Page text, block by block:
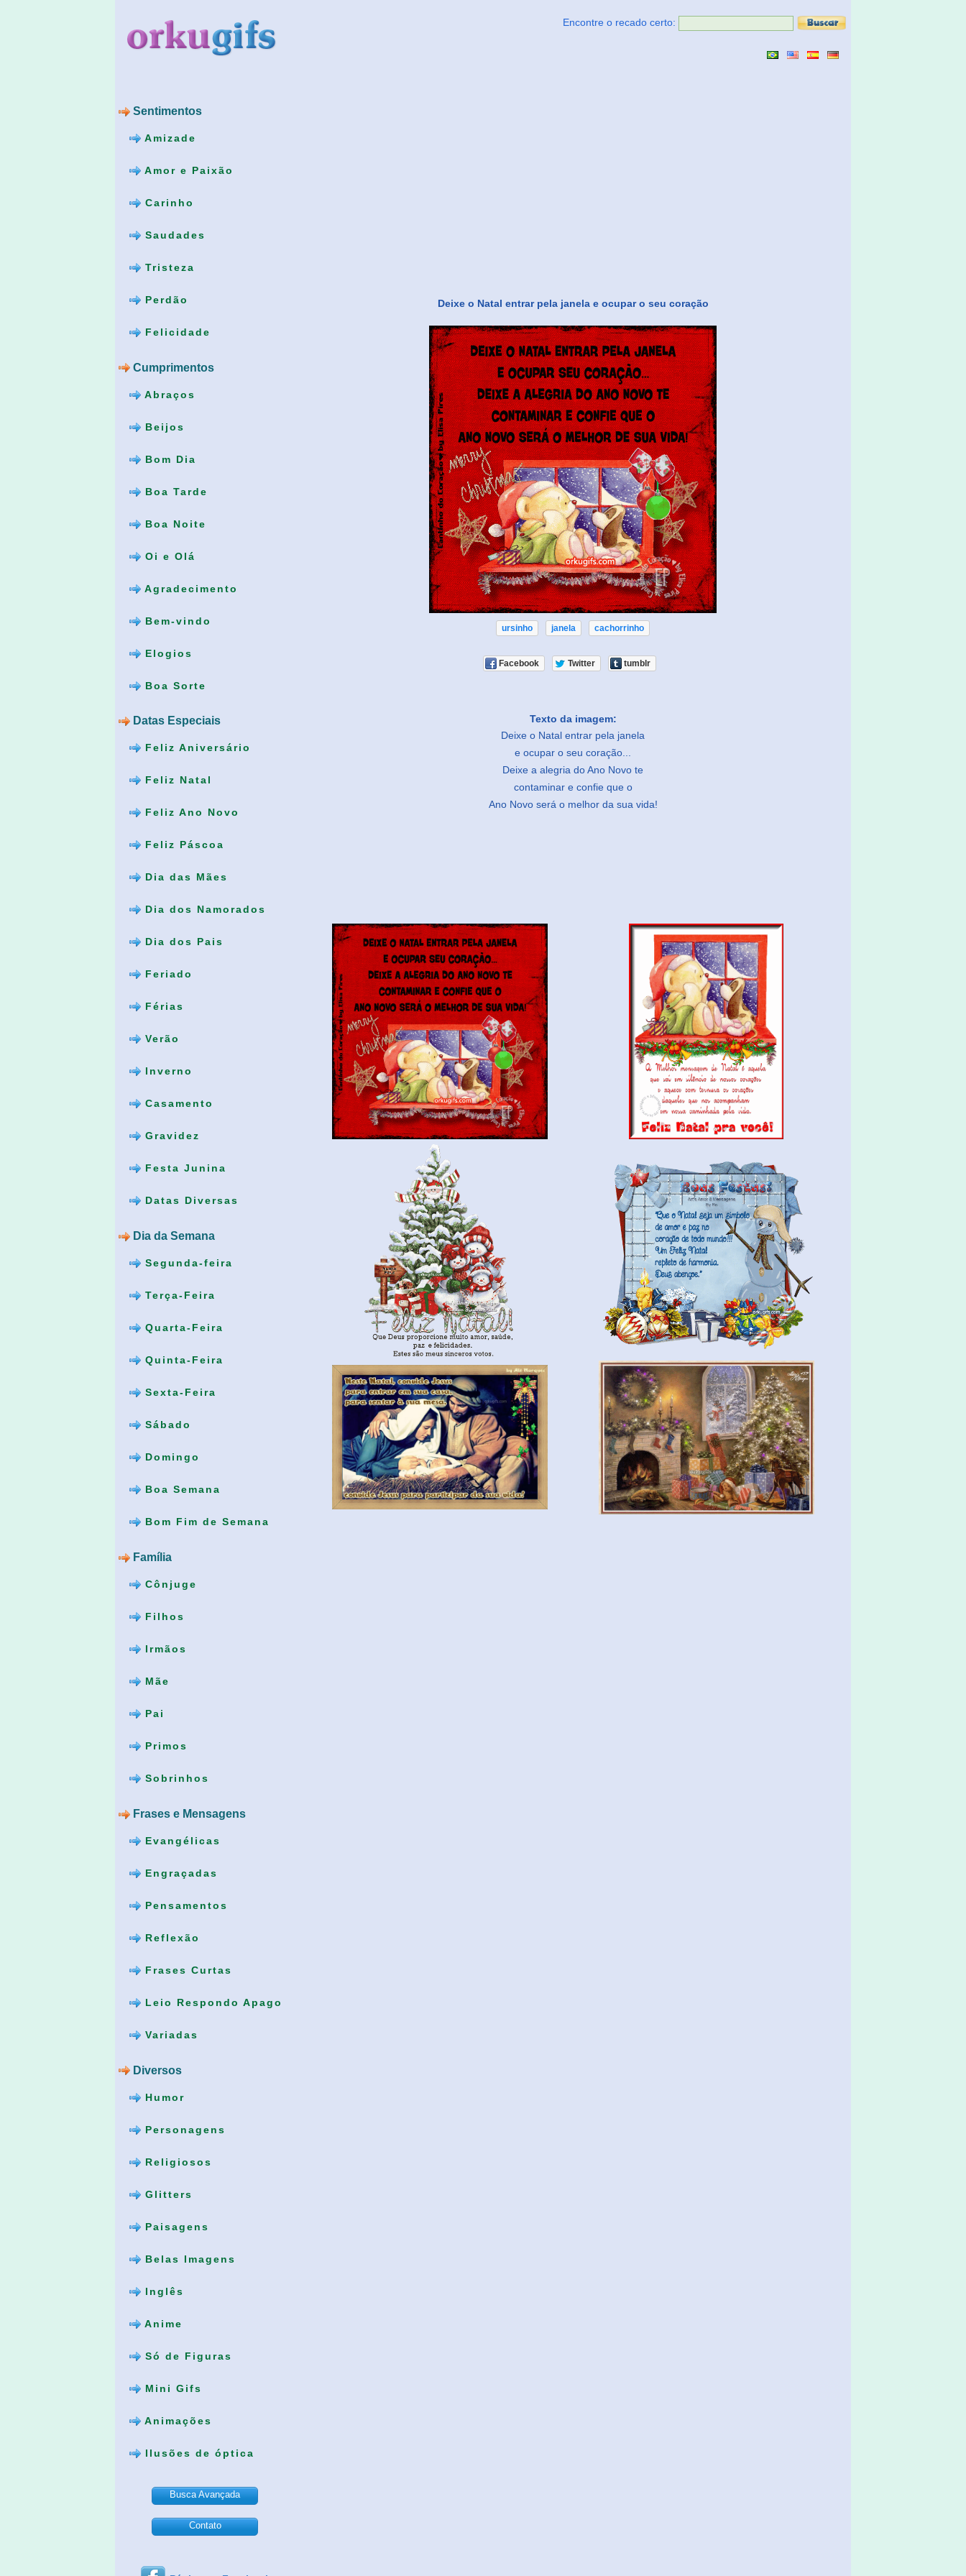
Sentimentos
Amizade
Amor e Paixão
Carinho
Saudades
Tristeza
Perdão
Felicidade
Cumprimentos
Abraços
Beijos
Bom Dia
Boa Tarde
Boa Noite
Oi e Olá
Agradecimento
Bem-vindo
Elogios
Boa Sorte
Datas Especiais
Feliz Aniversário
Feliz Natal
Feliz Ano Novo
Feliz Páscoa
Dia das Mães
Dia dos Namorados
Dia dos Pais
Feriado
Férias
Verão
Inverno
Casamento
Gravidez
Festa Junina
Datas Diversas
Dia da Semana
Segunda-feira
Terça-Feira
Quarta-Feira
Quinta-Feira
Sexta-Feira
Sábado
Domingo
Boa Semana
Bom Fim de Semana
Família
Cônjuge
Filhos
Irmãos
Mãe
Pai
Primos
Sobrinhos
Frases e Mensagens
Evangélicas
Engraçadas
Pensamentos
Reflexão
Frases Curtas
Leio Respondo Apago
Variadas
Diversos
Humor
Personagens
Religiosos
Glitters
Paisagens
Belas Imagens
Inglês
Anime
Só de Figuras
Mini Gifs
Animações
Ilusões de óptica
Busca Avançada
Contato
Encontre o recado certo:
Deixe o Natal entrar pela janela e ocupar o seu coração
ursinho janela cachorrinho
Facebook Twitter tumblr
Texto da imagem:
Deixe o Natal entrar pela janela
e ocupar o seu coração...
Deixe a alegria do Ano Novo te
contaminar e confie que o
Ano Novo será o melhor da sua vida!